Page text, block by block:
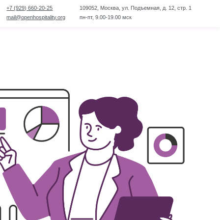
109052, Москва, ул. Подъемная, д. 12, стр. 1
пн-пт, 9.00-19.00 мск